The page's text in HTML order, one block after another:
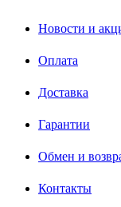
Новости и
Оплата
Доставка
Гарантии
Обмен и
Контакты